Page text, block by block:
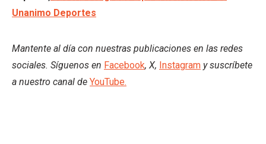
Unanimo Deportes
Mantente al día con nuestras publicaciones en las redes
sociales. Síguenos en Facebook, X, Instagram y suscríbete
a nuestro canal de YouTube.